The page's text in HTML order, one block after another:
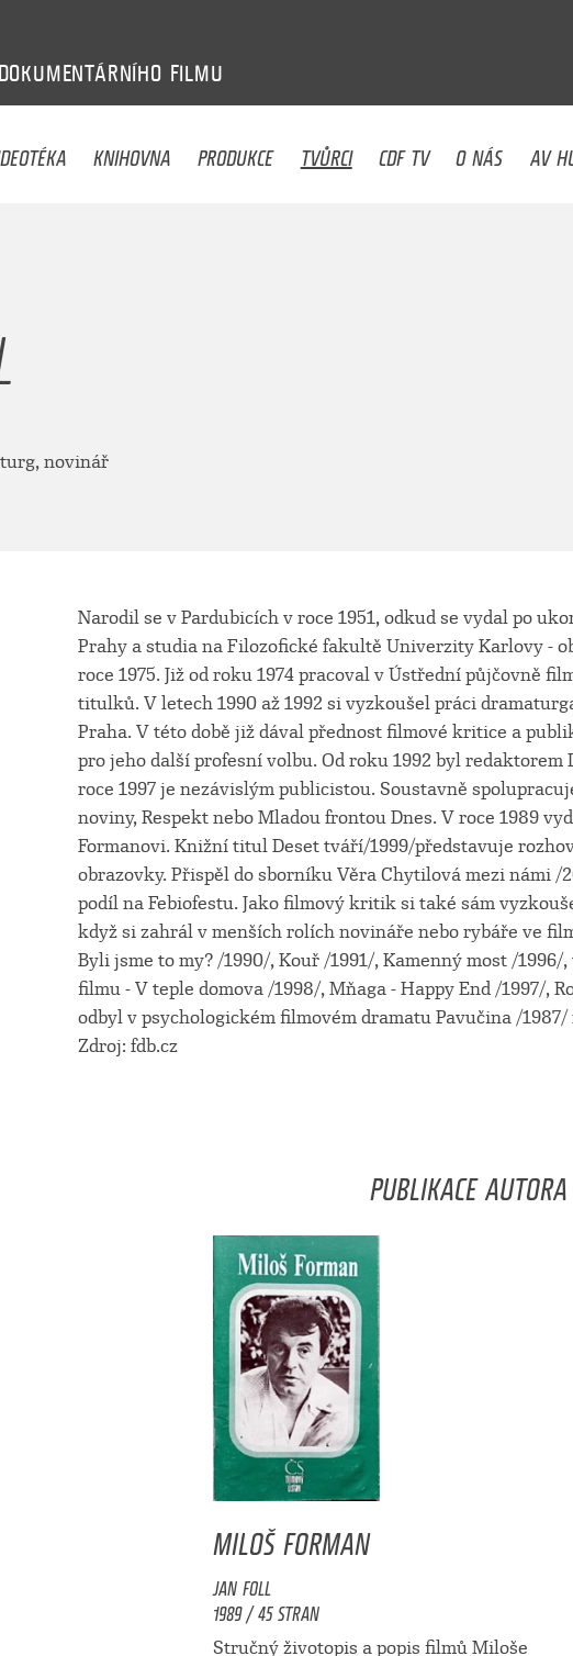
DOKUMENTÁRNÍHO FILMU
KNIHOVNA PRODUKCE TVŮRCI CDF TV O NÁS AV
novinář
Narodil se v Pardubicích v roce 1951, odkud se vydal po
Prahy a studia na Filozofické fakultě Univerzity Karlovy -
roce 1975. Již od roku 1974 pracoval v Ústřední půjčovně
titulků. V letech 1990 až 1992 si vyzkoušel práci
Praha. V této době již dával přednost filmové kritice a
pro jeho další profesní volbu. Od roku 1992 byl redaktorem
roce 1997 je nezávislým publicistou. Soustavně
noviny, Respekt nebo Mladou frontou Dnes. V roce 1989
Formanovi. Knižní titul Deset tváří/1999/představuje
obrazovky. Přispěl do sborníku Věra Chytilová mezi námi
podíl na Febiofestu. Jako filmový kritik si také sám
když si zahrál v menších rolích novináře nebo rybáře ve
Byli jsme to my? /1990/, Kouř /1991/, Kamenný most /
filmu - V teple domova /1998/, Mňaga - Happy End /1997/,
odbyl v psychologickém filmovém dramatu Pavučina /
Zdroj: fdb.cz
PUBLIKACE AUTORA
MILOŠ FORMAN
JAN FOLL
1989 / 45 STRAN
Stručný životopis a popis filmů Miloše